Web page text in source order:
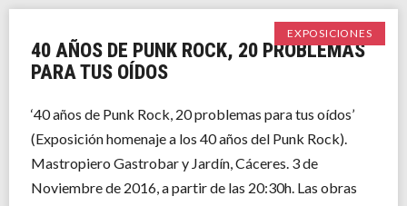
HISTORIAS
EXPOSICIONES
40 AÑOS DE PUNK ROCK, 20 PROBLEMAS
PARA TUS OÍDOS
‘40 años de Punk Rock, 20 problemas para tus oídos’
(Exposición homenaje a los 40 años del Punk Rock).
Mastropiero Gastrobar y Jardín, Cáceres. 3 de
Noviembre de 2016, a partir de las 20:30h. Las obras